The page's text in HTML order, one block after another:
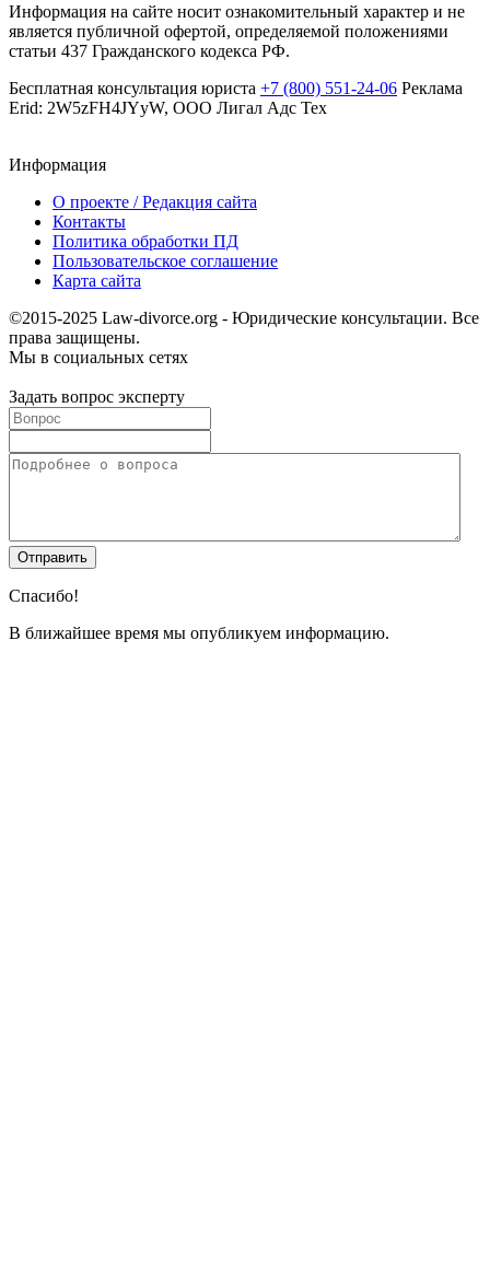
Информация на сайте носит ознакомительный характер и не
является публичной офертой, определяемой положениями
статьи 437 Гражданского кодекса РФ.
Бесплатная консультация юриста +7 (800) 551-24-06 Реклама
Erid: 2W5zFH4JYyW, ООО Лигал Адс Тех
Информация
О проекте / Редакция сайта
Контакты
Политика обработки ПД
Пользовательское соглашение
Карта сайта
©2015-2025 Law-divorce.org - Юридические консультации. Все
права защищены.
Мы в социальных сетях
Задать вопрос эксперту
Спасибо!
В ближайшее время мы опубликуем информацию.